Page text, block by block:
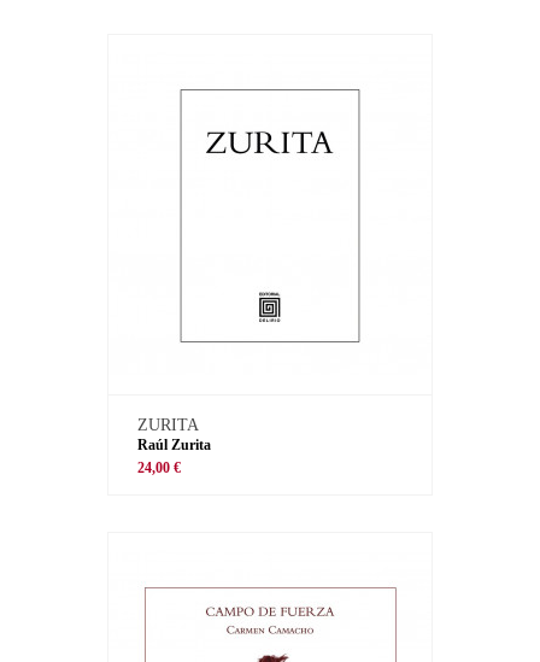
ZURITA
Raúl Zurita
24,00 €